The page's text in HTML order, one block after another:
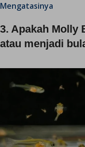
Mengatasinya
3. Apakah Molly
atau menjadi